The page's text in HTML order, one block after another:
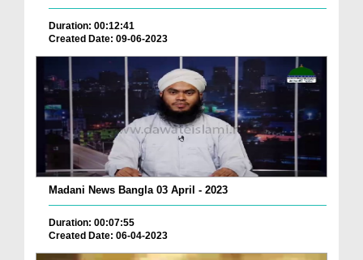
Duration: 00:12:41
Created Date: 09-06-2023
Madani News Bangla 03 April - 2023
Duration: 00:07:55
Created Date: 06-04-2023